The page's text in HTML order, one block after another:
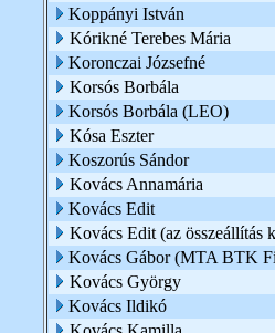
Koppányi István
Kórikné Terebes Mária
Koronczai Józsefné
Korsós Borbála
Korsós Borbála (LEO)
Kósa Eszter
Koszorús Sándor
Kovács Annamária
Kovács Edit
Kovács Edit (az összeállítás
Kovács Gábor (MTA BTK
Kovács György
Kovács Ildikó